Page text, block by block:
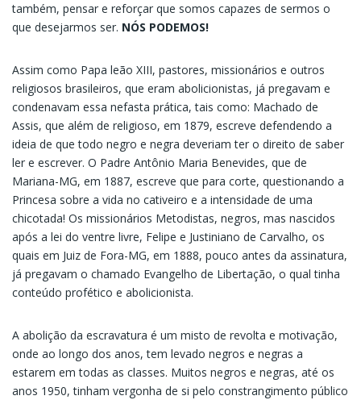
também, pensar e reforçar que somos capazes de sermos o
que desejarmos ser. NÓS PODEMOS!
Assim como Papa leão XIII, pastores, missionários e outros
religiosos brasileiros, que eram abolicionistas, já pregavam e
condenavam essa nefasta prática, tais como: Machado de
Assis, que além de religioso, em 1879, escreve defendendo a
ideia de que todo negro e negra deveriam ter o direito de saber
ler e escrever. O Padre Antônio Maria Benevides, que de
Mariana-MG, em 1887, escreve que para corte, questionando a
Princesa sobre a vida no cativeiro e a intensidade de uma
chicotada! Os missionários Metodistas, negros, mas nascidos
após a lei do ventre livre, Felipe e Justiniano de Carvalho, os
quais em Juiz de Fora-MG, em 1888, pouco antes da assinatura,
já pregavam o chamado Evangelho de Libertação, o qual tinha
conteúdo profético e abolicionista.
A abolição da escravatura é um misto de revolta e motivação,
onde ao longo dos anos, tem levado negros e negras a
estarem em todas as classes. Muitos negros e negras, até os
anos 1950, tinham vergonha de si pelo constrangimento público